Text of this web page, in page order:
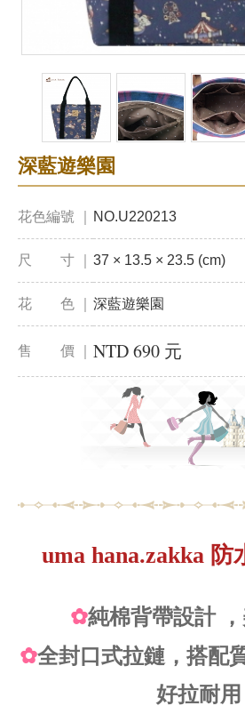
深藍遊樂園
花色編號 ｜ NO.U220213
尺 寸 ｜ 37 × 13.5 × 23.5 (cm)
花 色 ｜ 深藍遊樂園
售 價 ｜ NTD 690 元
uma hana.zakka 防
✿純棉背帶設計
✿全封口式拉鏈，搭配
好拉耐用